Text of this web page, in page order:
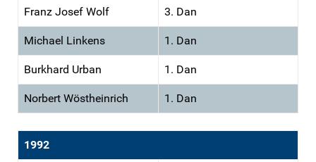
Franz Josef Wolf 3. Dan
Michael Linkens 1. Dan
Burkhard Urban 1. Dan
Norbert Wöstheinrich 1. Dan
1992